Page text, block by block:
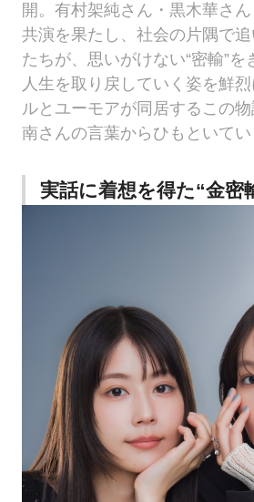
開。有村架純さん・黒木華さ
共演を果たし、社会の片隅で
たちが、思いがけない“密輸”
人生を取り戻していく姿を鮮
ルとユーモアが同居するこの物
南さんの言葉からひもといてい
実話に着想を得た“金密